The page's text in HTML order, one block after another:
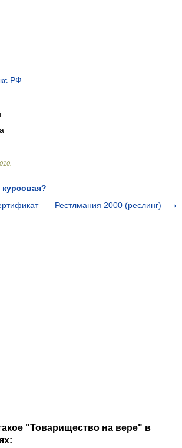
РФ
Рестлмания 2000 (реслинг)
"Товарищество на вере" в